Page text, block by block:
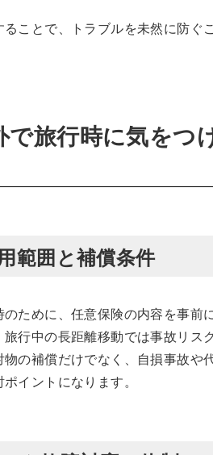
ことで、トラブルを未然に防ぐ
で旅行時に気をつ
範囲と補償条件
ために、任意保険の内容を事前
行中の長距離移動では事故リス
の補償だけでなく、自損事故や
イントになります。